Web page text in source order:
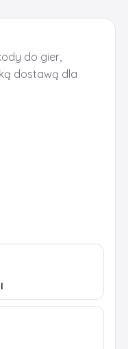
do gier,
dostawą dla